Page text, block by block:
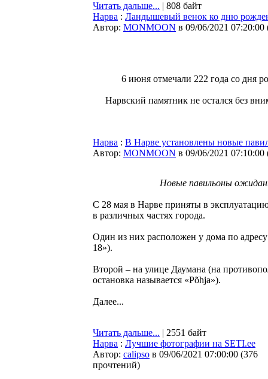
Читать дальше... | 808 байт
Нарва : Ландышевый венок ко дню
Автор: MONMOON в 09/06/2021 07:20:00
6 июня отмечали 222 года со дня
Нарвский памятник не остался без
Нарва : В Нарве установлены новые
Автор: MONMOON в 09/06/2021 07:10:00
Новые павильоны
С 28 мая в Нарве приняты в
в различных частях города.
Один из них расположен у дома по
18»).
Второй – на улице Даумана (на
остановка называется «Põhja»).
Далее...
Читать дальше... | 2551 байт
Нарва : Лучшие фотографии на SETI.ee
Автор: calipso в 09/06/2021 07:00:00 (376
прочтений)